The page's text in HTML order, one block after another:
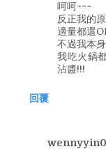
呵呵~~~
反正我的
適量都還
不過我本
我吃火鍋
沾醬!!!
回覆